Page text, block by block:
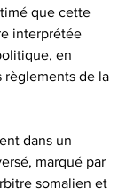
que cette
interprétée
en
règlements de la
dans un
marqué par
somalien et